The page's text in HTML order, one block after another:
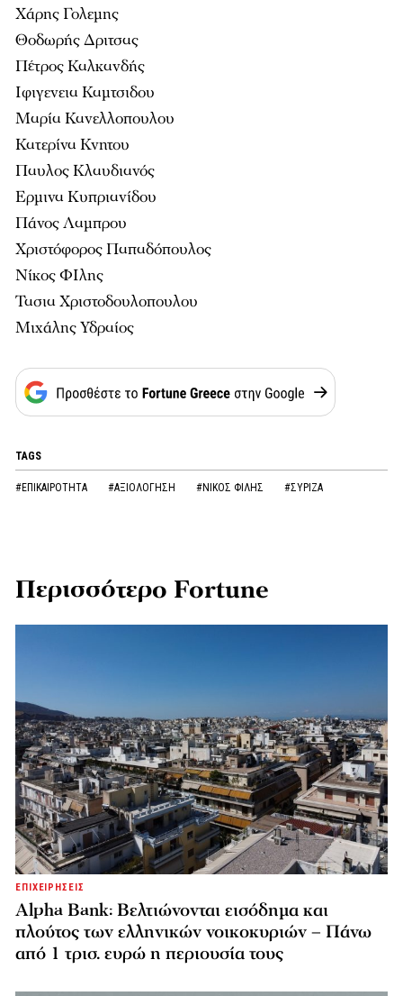
Χάρης Γολεμης
Θοδωρής Δριτσας
Πέτρος Καλκανδής
Ιφιγενεια Καμτσιδου
Μαρία Κανελλοπουλου
Κατερίνα Κνητου
Παυλος Κλαυδιανός
Ερμινα Κυπριανίδου
Πάνος Λαμπρου
Χριστόφορος Παπαδόπουλος
Νίκος ΦΙλης
Τασια Χριστοδουλοπουλου
Μιχάλης Υδραίος
TAGS
#ΕΠΙΚΑΙΡΟΤΗΤΑ #ΑΞΙΟΛΟΓΗΣΗ #ΝΙΚΟΣ ΦΙΛΗΣ #ΣΥΡΙΖΑ
Περισσότερο Fortune
ΕΠΙΧΕΙΡΗΣΕΙΣ
Alpha Bank: Βελτιώνονται εισόδημα και
πλούτος των ελληνικών νοικοκυριών – Πάνω
από 1 τρισ. ευρώ η περιουσία τους